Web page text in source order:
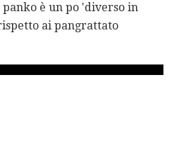
è un po 'diverso in
ai pangrattato